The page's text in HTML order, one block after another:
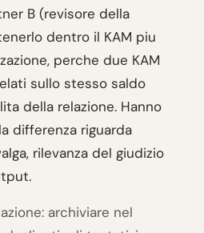
B (revisore della
dentro il KAM piu
perche due KAM
sullo stesso saldo
della relazione. Hanno
differenza riguarda
rilevanza del giudizio
archiviare nel